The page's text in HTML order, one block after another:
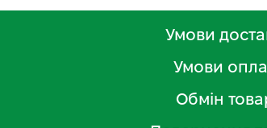
Умови
Умови
Обмін